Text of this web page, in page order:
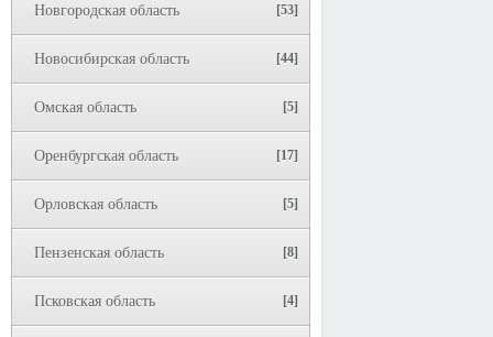
Новгородская область [53]
Новосибирская область [44]
Омская область [5]
Оренбургская область [17]
Орловская область [5]
Пензенская область [8]
Псковская область [4]